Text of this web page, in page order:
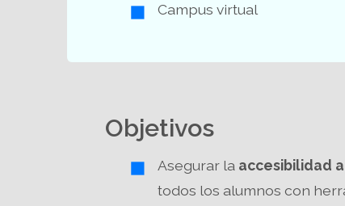
Campus virtual
Objetivos
Asegurar la accesibilidad
todos los alumnos con